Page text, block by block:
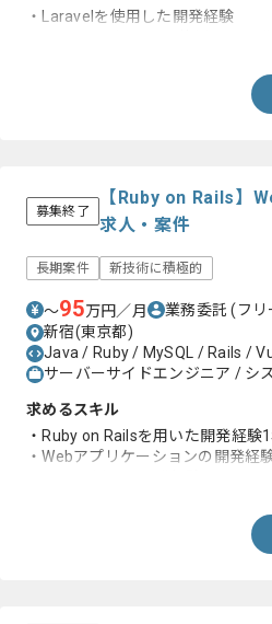
・Laravelを使用した開発経験
募集終了
【Ruby on Rails】
求人・案件
長期案件 新技術に積極的
〜95万円／月 業務委託(フリ
新宿(東京都)
Java / Ruby / MySQL / Rails /
サーバーサイドエンジニア / シ
求めるスキル
・Ruby on Railsを用いた開発経験
・Webアプリケーションの開発経